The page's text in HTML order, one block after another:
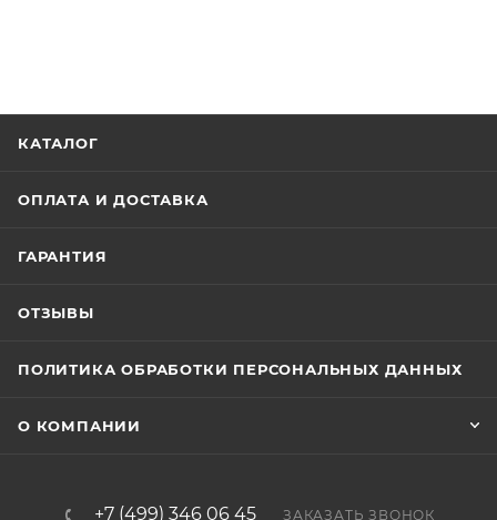
КАТАЛОГ
ОПЛАТА И ДОСТАВКА
ГАРАНТИЯ
ОТЗЫВЫ
ПОЛИТИКА ОБРАБОТКИ ПЕРСОНАЛЬНЫХ ДАННЫХ
О КОМПАНИИ
+7 (499) 346 06 45 ЗАКАЗАТЬ ЗВОНОК